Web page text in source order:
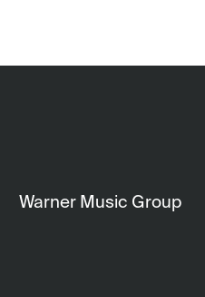
Warner Music Group